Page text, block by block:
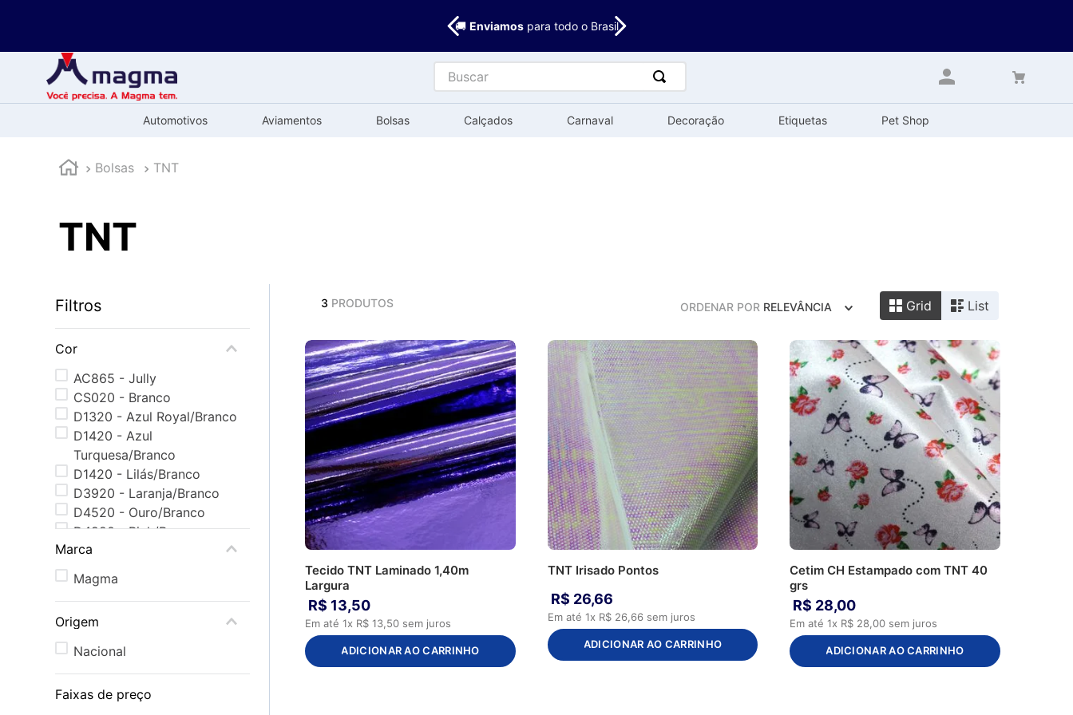
🚚 Enviamospara todo o Brasil
Buscar
Automotivos Aviamentos Bolsas Calçados Carnaval Decoração Etiquetas Pet Shop
Bolsas TNT
TNT
Filtros
Cor
AC865 - Jully
CS020 - Branco
D1320 - Azul Royal/Branco
D1420 - Azul
Turquesa/Branco
D1420 - Lilás/Branco
D3920 - Laranja/Branco
D4520 - Ouro/Branco
D4920 - Pink/Branco
D5020 - Prata/Branco
D5252 - Preto/Preto
Marca
Magma
Origem
Nacional
Faixas de preço
3 PRODUTOS ORDENAR POR RELEVÂNCIA Grid List
Tecido TNT Laminado 1,40m
Largura
R$ 13,50
Em até1x R$ 13,50 sem juros
ADICIONAR AO CARRINHO
TNT Irisado Pontos
R$ 26,66
Em até 1x R$ 26,66sem juros
ADICIONAR AO CARRINHO
Cetim CH Estampado com TNT 40
grs
R$ 28,00
Em até1x R$ 28,00 sem juros
ADICIONAR AO CARRINHO